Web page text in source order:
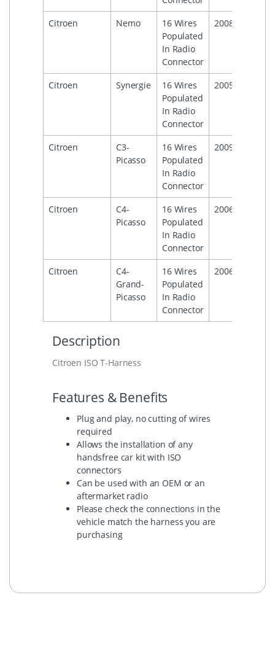
Citroen
Nemo
16 Wires
Populated
In Radio
Connector
2008
Citroen Synergie
16 Wires
Populated
In Radio
Connector
2005
Citroen
C3-
Picasso
16 Wires
Populated
In Radio
Connector
2009
Citroen
C4-
Picasso
16 Wires
Populated
In Radio
Connector
2006
Citroen
C4-
Grand-
Picasso
16 Wires
Populated
In Radio
Connector
2006
Description
Citroen ISO T-Harness
Features & Benefits
Plug and play, no cutting of wires
required
Allows the installation of any
handsfree car kit with ISO
connectors
Can be used with an OEM or an
aftermarket radio
Please check the connections in the
vehicle match the harness you are
purchasing